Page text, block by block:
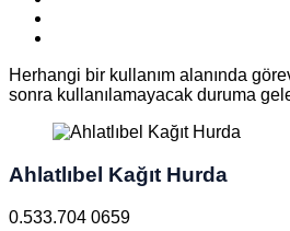
Herhangi bir kullanım alanında
sonra kullanılamayacak duruma
Ahlatlıbel Kağıt Hurda
0.533.704 0659